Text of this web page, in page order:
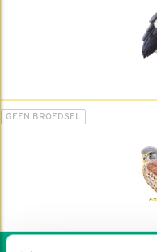
GEEN BROEDSEL